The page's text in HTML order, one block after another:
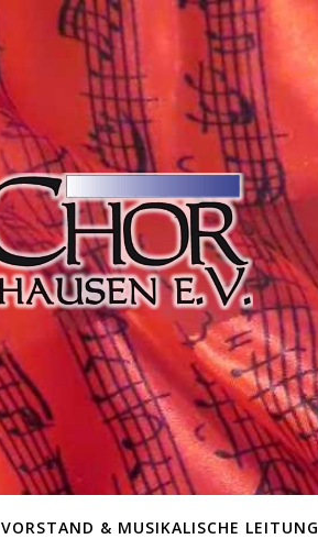
VORSTAND & MUSIKALISCHE LEITUNG